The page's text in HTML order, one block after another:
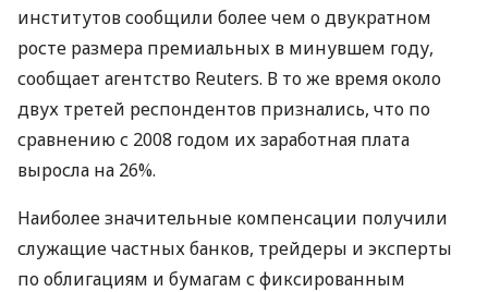
институтов сообщили более чем о двукратном
росте размера премиальных в минувшем году,
сообщает агентство Reuters. В то же время около
двух третей респондентов признались, что по
сравнению с 2008 годом их заработная плата
выросла на 26%.
Наиболее значительные компенсации получили
служащие частных банков, трейдеры и эксперты
по облигациям и бумагам с фиксированным